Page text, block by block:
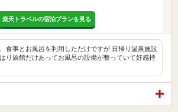
楽天トラベルの宿泊プランを見る
食事とお風呂を利用しただけですが 日帰り温泉施設
り旅館だけあってお風呂の設備が整っていて好感持